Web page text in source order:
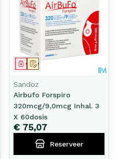
Op voorschrift
Geneesmiddel
Sandoz
Airbufo Forspiro
320mcg/9,0mcg Inhal. 3
X 60dosis
€ 75,07
Reserveer